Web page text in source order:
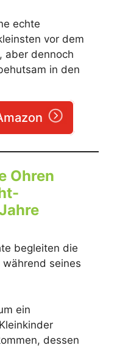
echte
vor dem
aber dennoch
in den
Ohren
begleiten die
seines
ein
dessen